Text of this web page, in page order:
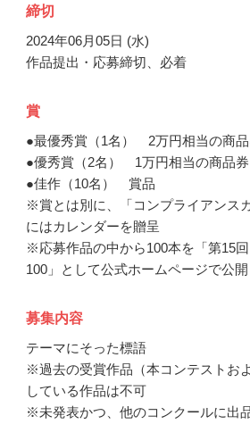
締切
2024年06月05日 (水)
作品提出・応募締切、必着
賞
●最優秀賞（1名） 2万円相当の商
●優秀賞（2名） 1万円相当の商品券
●佳作（10名） 賞品
※賞とは別に、「コンプライアンス
にはカレンダーを贈呈
※応募作品の中から100本を「第15
100」として公式ホームページで公開
募集内容
テーマにそった標語
※過去の受賞作品（本コンテストお
している作品は不可
※未発表かつ、他のコンクールに出